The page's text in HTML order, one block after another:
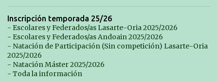
Inscripción temporada 25/26
- Escolares y Federados/as Lasarte-Oria 2025/2026
- Escolares y Federados/as Andoain 2025/2026
- Natación de Participación (Sin competición) Lasarte-Oria
2025/2026
- Natación Máster 2025/2026
- Toda la información